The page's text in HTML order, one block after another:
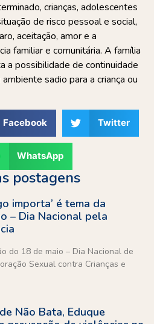
crianças, adolescentes
de risco pessoal e social,
aceitação, amor e a
familiar e comunitária. A família
a possibilidade de continuidade
sadio para a criança ou
Facebook Twitter
WhatsApp
postagens
importa’ é tema da
– Dia Nacional pela
do 18 de maio – Dia Nacional de
Sexual contra Crianças e
Não Bata, Eduque